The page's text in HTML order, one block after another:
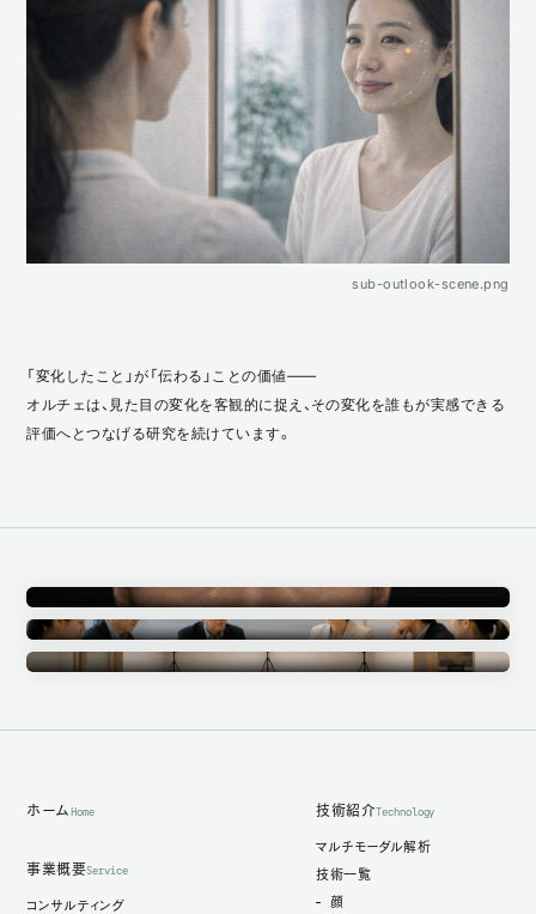
sub-outlook-scene.png
「変化したこと」が「伝わる」ことの価値——
オルチェは、見た目の変化を客観的に捉え、その変化を誰もが実感できる
評価へとつなげる研究を続けています。
アノテーション事業
ホーム Home
事業概要Service
コンサルティング
技術紹介Technology
マルチモーダル解析
技術一覧
顔